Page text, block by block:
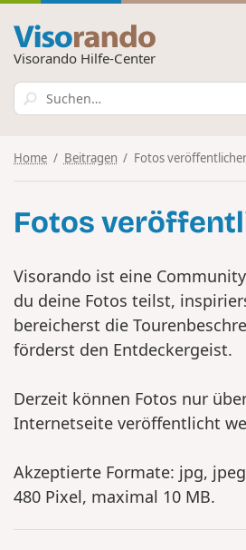
Visorando Hilfe-Center
Home Beitragen Fotos
Fotos
Visorando ist eine
du deine Fotos teilst,
bereicherst die
förderst den Entdeckergeist.
Derzeit können Fotos nur
Internetseite veröffentlicht
Akzeptierte Formate: jpg,
480 Pixel, maximal 10 MB.